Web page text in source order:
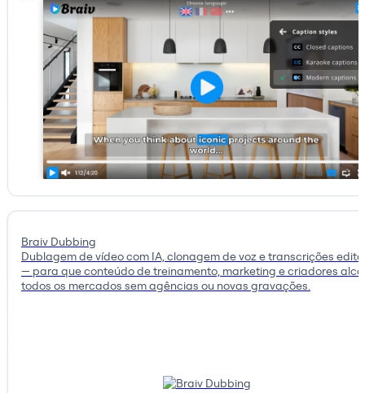
Braiv Dubbing
Dublagem de vídeo com IA, clonagem de voz e transcrições
— para que conteúdo de treinamento, marketing e criadores
todos os mercados sem agências ou novas gravações.